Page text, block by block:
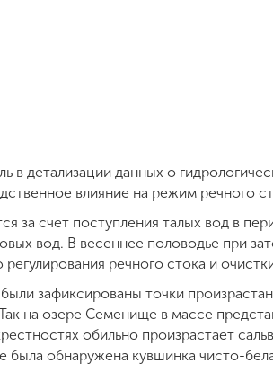
в детализации данных о
влияние на режим речного
за счет поступления талых вод в
вод. В весеннее половодье при
речного стока и
зафиксированы точки
на озере Семенище в массе
обильно произрастает
была обнаружена кувшинка чисто-